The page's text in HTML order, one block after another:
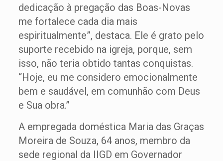
dedicação à pregação das Boas-Novas
me fortalece cada dia mais
espiritualmente”, destaca. Ele é grato pelo
suporte recebido na igreja, porque, sem
isso, não teria obtido tantas conquistas.
“Hoje, eu me considero emocionalmente
bem e saudável, em comunhão com Deus
e Sua obra.”
A empregada doméstica Maria das Graças
Moreira de Souza, 64 anos, membro da
sede regional da IIGD em Governador